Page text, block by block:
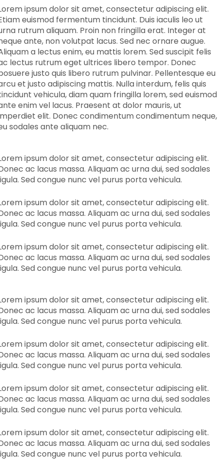
ipsum dolor sit amet, consectetur adipiscing elit.
euismod fermentum tincidunt. Duis iaculis leo ut
rutrum aliquam. Proin non fringilla erat. Integer at
ante, non volutpat lacus. Sed nec ornare augue.
a lectus enim, eu mattis lorem. Sed suscipit felis
lectus rutrum eget ultrices libero tempor. Donec
justo quis libero rutrum pulvinar. Pellentesque eu
et justo adipiscing mattis. Nulla interdum, felis quis
vehicula, diam quam fringilla lorem, sed euismod
enim vel lacus. Praesent at dolor mauris, ut
elit. Donec condimentum condimentum neque,
sodales ante aliquam nec.
ipsum dolor sit amet, consectetur adipiscing elit.
ac lacus massa. Aliquam ac urna dui, sed sodales
Sed congue nunc vel purus porta vehicula.
ipsum dolor sit amet, consectetur adipiscing elit.
ac lacus massa. Aliquam ac urna dui, sed sodales
Sed congue nunc vel purus porta vehicula.
ipsum dolor sit amet, consectetur adipiscing elit.
ac lacus massa. Aliquam ac urna dui, sed sodales
Sed congue nunc vel purus porta vehicula.
ipsum dolor sit amet, consectetur adipiscing elit.
ac lacus massa. Aliquam ac urna dui, sed sodales
Sed congue nunc vel purus porta vehicula.
ipsum dolor sit amet, consectetur adipiscing elit.
ac lacus massa. Aliquam ac urna dui, sed sodales
Sed congue nunc vel purus porta vehicula.
ipsum dolor sit amet, consectetur adipiscing elit.
ac lacus massa. Aliquam ac urna dui, sed sodales
Sed congue nunc vel purus porta vehicula.
ipsum dolor sit amet, consectetur adipiscing elit.
ac lacus massa. Aliquam ac urna dui, sed sodales
Sed congue nunc vel purus porta vehicula.